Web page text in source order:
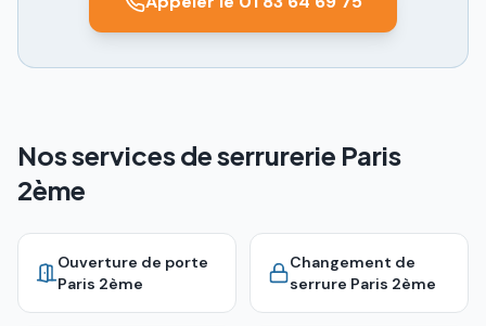
Nos services de serrurerie Paris
2ème
Ouverture de porte
Paris 2ème
Changement de
serrure Paris 2ème